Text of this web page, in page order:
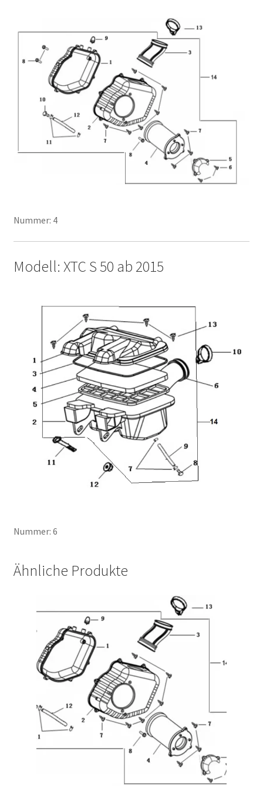
Nummer: 4
Modell: XTC S 50 ab 2015
Nummer: 6
Ähnliche Produkte